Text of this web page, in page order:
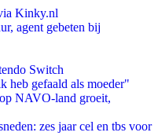
Kinky.nl
agent gebeten bij
Switch
heb gefaald als moeder"
NAVO-land groeit,
zes jaar cel en tbs voor